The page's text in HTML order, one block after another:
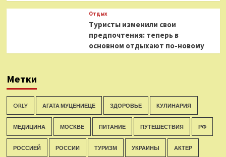
Отдых
Туристы изменили свои
предпочтения: теперь в
основном отдыхают по-новому
Метки
ORLY АГАТА МУЦЕНИЕЦЕ ЗДОРОВЬЕ КУЛИНАРИЯ
МЕДИЦИНА МОСКВЕ ПИТАНИЕ ПУТЕШЕСТВИЯ РФ
РОССИЕЙ РОССИИ ТУРИЗМ УКРАИНЫ АКТЕР